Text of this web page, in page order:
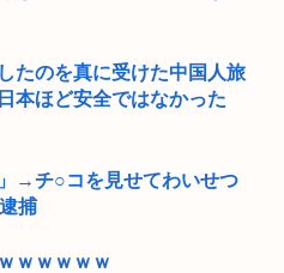
たのを真に受けた中国人旅
本ほど安全ではなかった
→チ○コを見せてわいせつ
捕
ｗｗｗｗｗ